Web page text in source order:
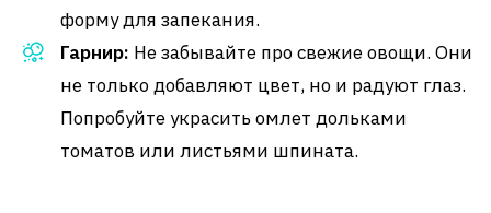
форму для запекания.
Гарнир: Не забывайте про свежие овощи. Они
не только добавляют цвет, но и радуют глаз.
Попробуйте украсить омлет дольками
томатов или листьями шпината.